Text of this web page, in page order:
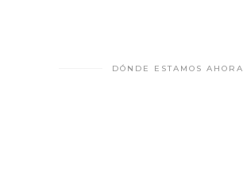
DÓNDE ESTAMOS AHORA